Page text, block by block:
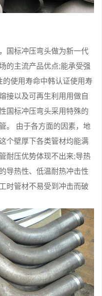
国标冲压弯头做为新一代
的主流产品优点;能承受强
使用寿命中韩认证使用寿
接以及可再生利用用做自
国标冲压弯头采用特殊的
。 由于各方面的因素，地
个壁厚下各类管材均能满
耐压优势体现不出来;导热
导热性、低温耐热冲击性
时管材不易受到冲击而破